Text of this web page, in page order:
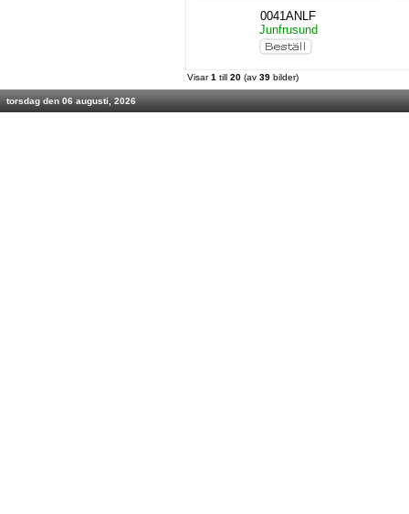
0041ANLF
Junfrusund
Visar1 till 20 (av 39 bilder)
torsdag den 06 augusti, 2026